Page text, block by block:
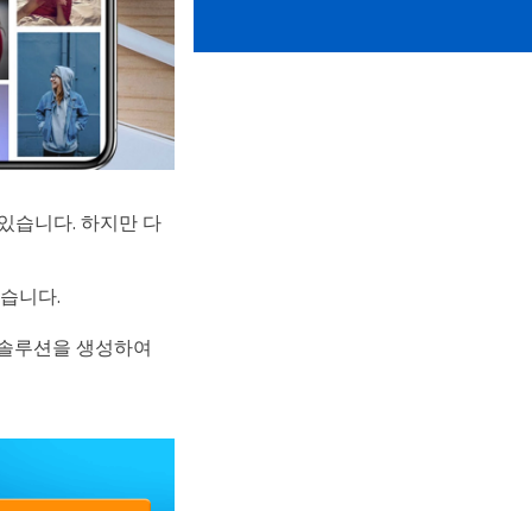
습니다. 하지만 다
니다.
루션을 생성하여